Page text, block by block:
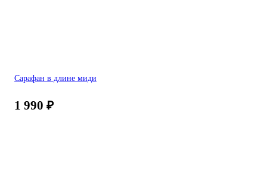
Сарафан в длине миди
1 990 ₽